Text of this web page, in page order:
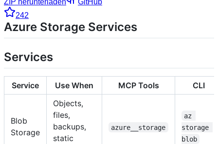
242
Azure Storage Services
Services
Service Use When MCP Tools CLI
Blob
Storage
Objects,
files,
backups,
static
azure__storage
az
storage
blob